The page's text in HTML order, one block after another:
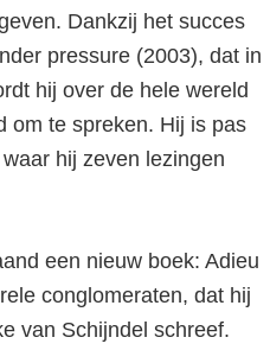
Dankzij het succes
pressure (2003), dat in
hij over de hele wereld
om te spreken. Hij is pas
hij zeven lezingen
een nieuw boek: Adieu
conglomeraten, dat hij
van Schijndel schreef.